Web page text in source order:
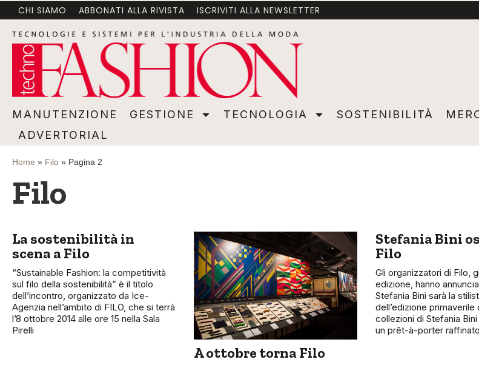
MANUTENZIONE GESTIONE TECNOLOGIA SOSTENIBILITÀ MERCATI SPECIALI
CHI SIAMO ABBONATI ALLA RIVISTA ISCRIVITI ALLA NEWSLETTER
MANUTENZIONE GESTIONE TECNOLOGIA SOSTENIBILITÀ
ADVERTORIAL
Home » Filo » Pagina 2
Filo
La sostenibilità in
scena a Filo
“Sustainable Fashion: la competitività
sul filo della sostenibilità” è il titolo
dell’incontro, organizzato da Ice-
Agenzia nell’ambito di FILO, che si terrà
l’8 ottobre 2014 alle ore 15 nella Sala
Pirelli
A ottobre torna Filo
Stefania Bini
Filo
Gli organizzatori di Filo,
edizione, hanno
Stefania Bini sarà la
dell’edizione primaverile
collezioni di Stefania
un prêt-à-porter